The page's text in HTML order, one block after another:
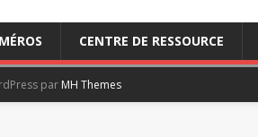
CENTRE DE RESSOURCE
par MH Themes